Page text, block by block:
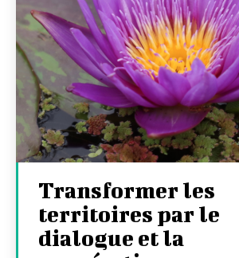
Transformer les
territoires par le
dialogue et la